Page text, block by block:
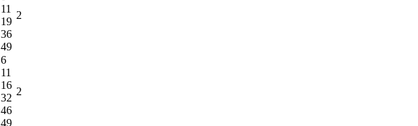
11
19
36
49
2
6
11
16
32
46
49
2